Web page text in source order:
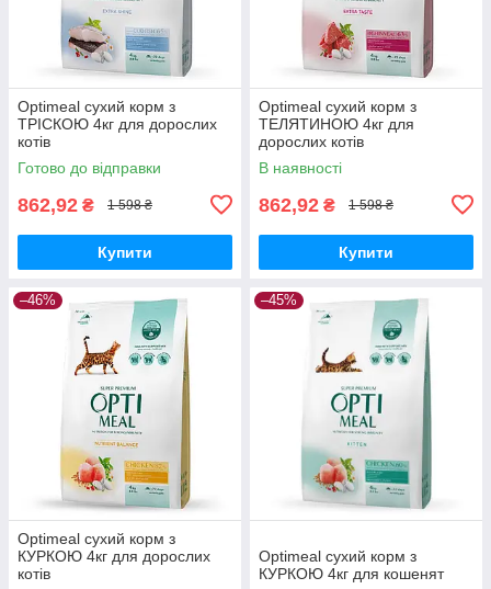
Optimeal сухий корм з
ТРІСКОЮ 4кг для дорослих
котів
Готово до відправки
862,92 ₴ 1 598 ₴
Купити
Optimeal сухий корм з
ТЕЛЯТИНОЮ 4кг для
дорослих котів
В наявності
862,92 ₴ 1 598 ₴
Купити
–46%
Optimeal сухий корм з
КУРКОЮ 4кг для дорослих
котів
–45%
Optimeal сухий корм з
КУРКОЮ 4кг для кошенят